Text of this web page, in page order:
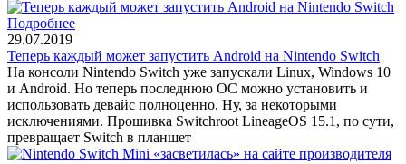
Подробнее
29.07.2019
Теперь каждый может запустить Android на Nintendo Switch
На консоли Nintendo Switch уже запускали Linux, Windows 10
и Android. Но теперь последнюю ОС можно установить и
использовать девайс полноценно. Ну, за некоторыми
исключениями. Прошивка Switchroot LineageOS 15.1, по сути,
превращает Switch в планшет